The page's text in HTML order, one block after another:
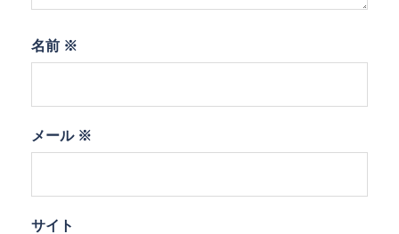
名前 ※
メール ※
サイト